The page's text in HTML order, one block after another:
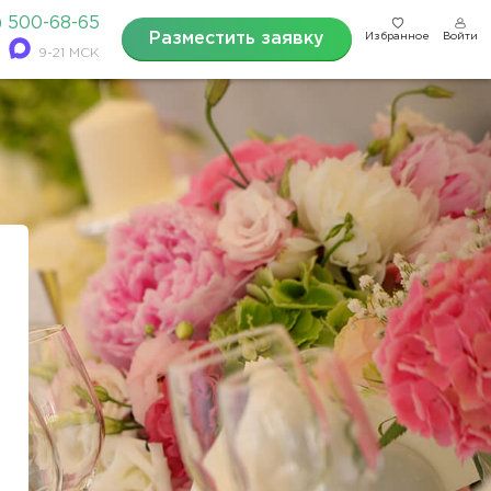
500-68-65
9-21 МСК
Разместить заявку Избранное Войти